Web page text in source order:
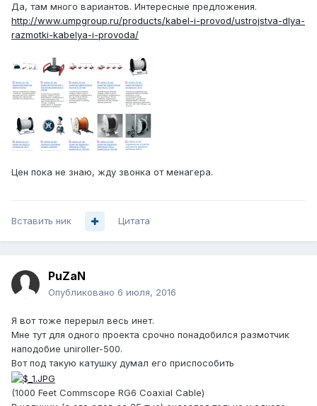
Да, там много вариантов. Интересные предложения.
http://www.umpgroup.ru/products/kabel-i-provod/ustrojstva-dlya-
razmotki-kabelya-i-provoda/
Цен пока не знаю, жду звонка от менагера.
Вставить ник Цитата
PuZaN
Опубликовано 6 июля, 2016
Я вот тоже перерыл весь инет.
Мне тут для одного проекта срочно понадобился размотчик
наподобие uniroller-500.
Вот под такую катушку думал его приспособить
(1000 Feet Commscope RG6 Coaxial Cable)